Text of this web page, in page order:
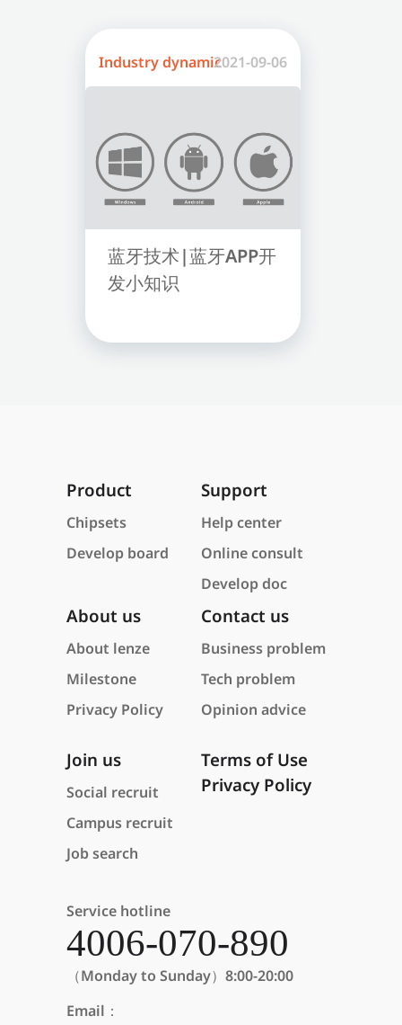
Industry dynamic2021-09-06
蓝牙技术|蓝牙APP开
发小知识
Product
Chipsets
Develop board
Support
Help center
Online consult
Develop doc
About us
About lenze
Milestone
Privacy Policy
Join us
Social recruit
Campus recruit
Job search
Contact us
Business problem
Tech problem
Opinion advice
Terms of Use
Privacy Policy
Service hotline
4006-070-890
（Monday to Sunday）8:00-20:00
Email：